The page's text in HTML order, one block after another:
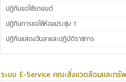
ปฏิทินขอใช้รถยนต์
ปฏิทินการขอใช้ห้องประชุม 1
ปฏิทินแสดงวันลาและปฏิบัติราชการ
ระบบ E-Service คณะสิ่งแวดล้อมและทรั